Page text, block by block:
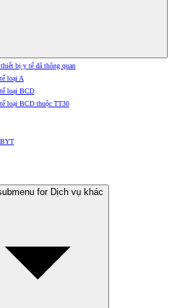
bị y tế đã thông quan
loại A
loại BCD
loại BCD thuộc TT30
for Dịch vụ khác